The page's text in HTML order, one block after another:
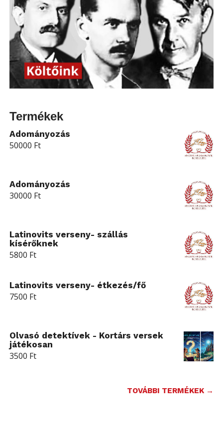
Termékek
Adományozás
50000 Ft
Adományozás
30000 Ft
Latinovits verseny- szállás
kísérőknek
5800 Ft
Latinovits verseny- étkezés/fő
7500 Ft
Olvasó detektívek - Kortárs versek
játékosan
3500 Ft
TOVÁBBI TERMÉKEK →